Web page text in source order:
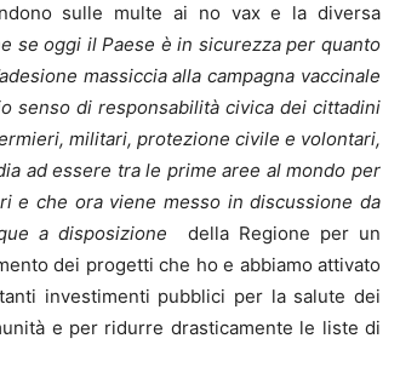
sulle multe ai no vax e la diversa
se oggi il Paese è in sicurezza per quanto
massiccia alla campagna vaccinale
senso di responsabilità civica dei cittadini
militari, protezione civile e volontari,
ad essere tra le prime aree al mondo per
e che ora viene messo in discussione da
a disposizione
della Regione per un
dei progetti che ho e abbiamo attivato
investimenti pubblici per la salute dei
e per ridurre drasticamente le liste di